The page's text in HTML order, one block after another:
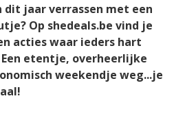
jaar verrassen met een
Op shedeals.be vind je
acties waar ieders hart
etentje, overheerlijke
weekendje weg...je